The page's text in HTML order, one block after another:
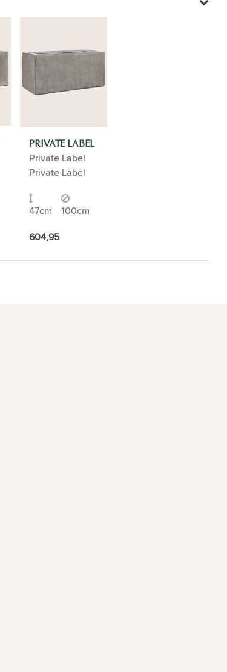
PRIVATE LABEL
Private Label
Private Label
47cm
100cm
604,95